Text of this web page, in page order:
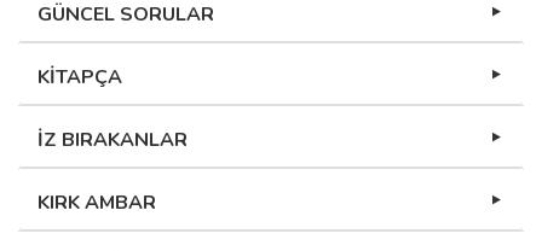
GÜNCEL SORULAR
KİTAPÇA
İZ BIRAKANLAR
KIRK AMBAR